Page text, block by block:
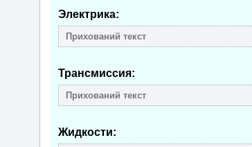
Электрика:
Трансмиссия:
Жидкости: